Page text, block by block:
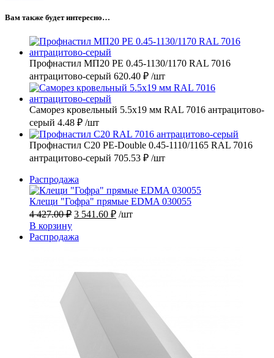
Вам также будет интересно…
Профнастил МП20 PE 0.45-1130/1170 RAL 7016
антрацитово-серый 620.40 ₽ /шт
Саморез кровельный 5.5х19 мм RAL 7016 антрацитово-
серый 4.48 ₽ /шт
Профнастил С20 PE-Double 0.45-1110/1165 RAL 7016
антрацитово-серый 705.53 ₽ /шт
Распродажа
товар
Клещи "Гофра" прямые EDMA 030055
4 427.00₽ Первоначальная
составляла
4
3 541.60 ₽Текущая
/шт
В корзину
Распродажа